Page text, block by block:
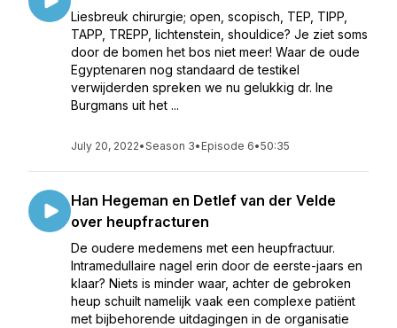
Liesbreuk chirurgie; open, scopisch, TEP, TIPP,
TAPP, TREPP, lichtenstein, shouldice? Je ziet soms
door de bomen het bos niet meer! Waar de oude
Egyptenaren nog standaard de testikel
verwijderden spreken we nu gelukkig dr. Ine
Burgmans uit het ...
July 20, 2022•Season 3• Episode 6•50:35
Han Hegeman en Detlef van der Velde
over heupfracturen
De oudere medemens met een heupfractuur.
Intramedullaire nagel erin door de eerste-jaars en
klaar? Niets is minder waar, achter de gebroken
heup schuilt namelijk vaak een complexe patiënt
met bijbehorende uitdagingen in de organisatie